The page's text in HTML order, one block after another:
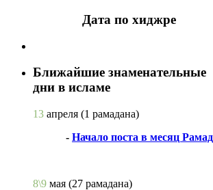
Дата по хиджре
Ближайшие знаменательные
дни в исламе
13 апреля (1 рамадана)
- Начало поста в месяц
8\9 мая (27 рамадана)